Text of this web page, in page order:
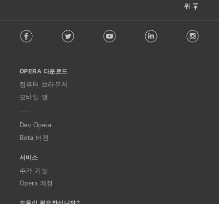
위
o
w
O
p
a
Facebook Twitter Youtube LinkedIn
OPERA 다운로드
컴퓨터 브라우저
모바일 앱
Dev.Opera
Beta 버전
서비스
추가 기능
Opera 계정